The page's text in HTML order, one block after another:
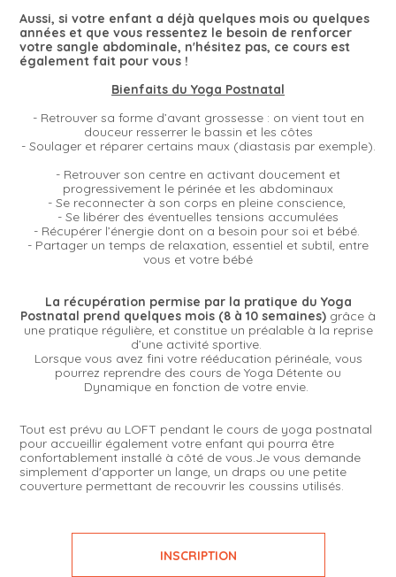
Aussi, si votre enfant a déjà quelques mois ou quelques
années et que vous ressentez le besoin de renforcer
votre sangle abdominale, n'hésitez pas, ce cours est
également fait pour vous !
Bienfaits du Yoga Postnatal
- Retrouver sa forme d’avant grossesse : on vient tout en
douceur resserrer le bassin et les côtes
- Soulager et réparer certains maux (diastasis par exemple).
- Retrouver son centre en activant doucement et
progressivement le périnée et les abdominaux
- Se reconnecter à son corps en pleine conscience,
- Se libérer des éventuelles tensions accumulées
- Récupérer l’énergie dont on a besoin pour soi et bébé.
- Partager un temps de relaxation, essentiel et subtil, entre
vous et votre bébé
La récupération permise par la pratique du Yoga
Postnatal prend quelques mois (8 à 10 semaines) grâce à
une pratique régulière, et constitue un préalable à la reprise
d’une activité sportive.
Lorsque vous avez fini votre rééducation périnéale, vous
pourrez reprendre des cours de Yoga Détente ou
Dynamique en fonction de votre envie.
Tout est prévu au LOFT pendant le cours de yoga postnatal
pour accueillir également votre enfant qui pourra être
confortablement installé à côté de vous.Je vous demande
simplement d'apporter un lange, un draps ou une petite
couverture permettant de recouvrir les coussins utilisés.
INSCRIPTION